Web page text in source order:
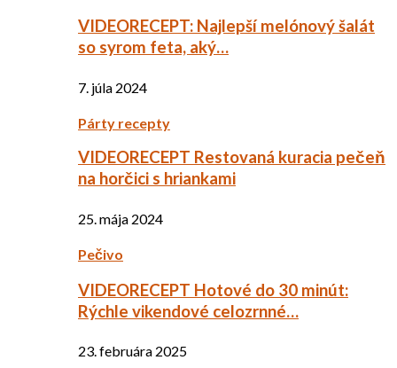
VIDEORECEPT: Najlepší melónový šalát
so syrom feta, aký…
7. júla 2024
Párty recepty
VIDEORECEPT Restovaná kuracia pečeň
na horčici s hriankami
25. mája 2024
Pečivo
VIDEORECEPT Hotové do 30 minút:
Rýchle vikendové celozrnné…
23. februára 2025